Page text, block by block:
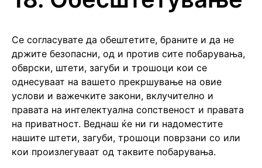
Се согласувате да обештетите, браните и да не
држите безопасни, од и против сите побарувања,
обврски, штети, загуби и трошоци кои се
однесуваат на вашето прекршување на овие
услови и важечките закони, вклучително и
правата на интелектуална сопственост и правата
на приватност. Веднаш ќе ни ги надоместите
нашите штети, загуби, трошоци поврзани со или
кои произлегуваат од таквите побарувања.